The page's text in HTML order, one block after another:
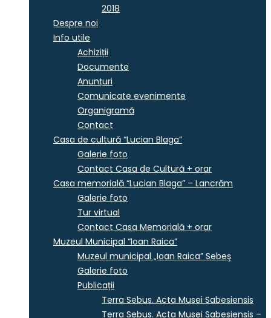
2018
Despre noi
Info utile
Achiziții
Documente
Anunțuri
Comunicate evenimente
Organigramă
Contact
Casa de cultură “Lucian Blaga”
Galerie foto
Contact Casa de Cultură + orar
Casa memorială “Lucian Blaga” – Lancrăm
Galerie foto
Tur virtual
Contact Casa Memorială + orar
Muzeul Municipal “Ioan Raica”
Muzeul municipal „Ioan Raica” Sebeş
Galerie foto
Publicații
Terra Sebus. Acta Musei Sabesiensis
Terra Sebus. Acta Musei Sabesiensis –